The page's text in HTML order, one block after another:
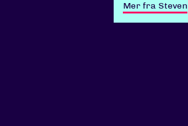
Mer fra Steven